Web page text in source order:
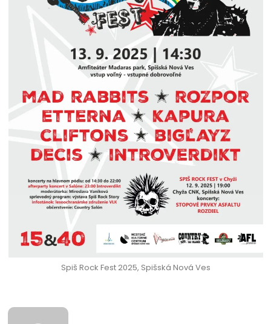
Spiš Rock Fest 2025, Spišská Nová Ves